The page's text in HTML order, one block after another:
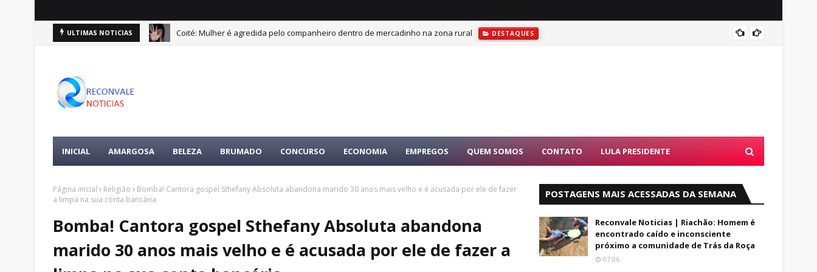
ULTIMAS NOTICIAS Coité: Mulher é agredida pelo companheiro dentro de mercadinho na zona rural DESTAQUES
INICIAL AMARGOSA BELEZA BRUMADO CONCURSO ECONOMIA EMPREGOS QUEM SOMOS CONTATO LULA PRESIDENTE
Página inicial Religião
Bomba! Cantora gospel Sthefany Absoluta abandona marido 30 anos mais velho e é acusada por ele de fazer
a limpa na sua conta bancária
Bomba! Cantora gospel Sthefany Absoluta abandona
marido 30 anos mais velho e é acusada por ele de fazer a
POSTAGENS MAIS ACESSADAS DA SEMANA
Reconvale Noticias | Riachão: Homem é
encontrado caído e inconsciente
próximo a comunidade de Trás da Roça
07:06